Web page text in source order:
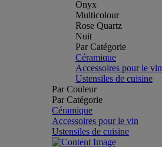
Onyx
Multicolour
Rose Quartz
Nuit
Par Catégorie
Céramique
Accessoires pour le vin
Ustensiles de cuisine
Par Couleur
Par Catégorie
Céramique
Accessoires pour le vin
Ustensiles de cuisine